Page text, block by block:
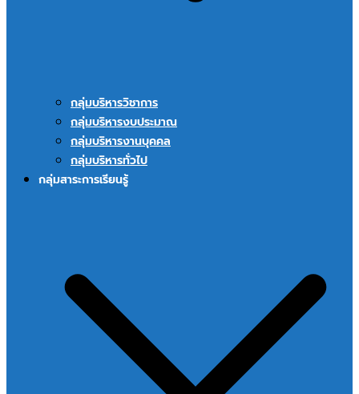
กลุ่มบริหารวิชาการ
กลุ่มบริหารงบประมาณ
กลุ่มบริหารงานบุคคล
กลุ่มบริหารทั่วไป
กลุ่มสาระการเรียนรู้